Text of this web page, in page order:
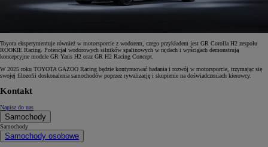
Toyota eksperymentuje również w motorsporcie z wodorem, czego przykładem jest GR Corolla H2 zespołu
ROOKIE Racing. Potencjał wodorowych silników spalinowych w rajdach i wyścigach demonstrują
koncepcyjne modele GR Yaris H2 oraz GR H2 Racing Concept.
W 2025 roku TOYOTA GAZOO Racing będzie kontynuować badania i rozwój w motorsporcie, trzymając się
swojej filozofii doskonalenia samochodów poprzez rywalizację i skupienie na doświadczeniach kierowcy.
Kontakt
Napisz do nas
Samochody
Samochody
Samochody osobowe